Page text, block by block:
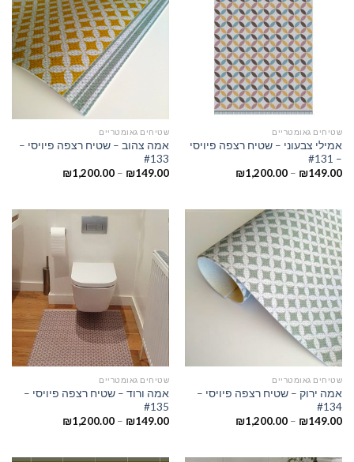
שטיחים גאומטריים
אמילי צבעוני – שטיח רצפה פיויסי
– #131
₪149.00
–
₪1,200.00
שטיחים גאומטריים
אמה צהוב – שטיח רצפה פיויסי –
#133
₪149.00
–
₪1,200.00
שטיחים גאומטריים
אמה ירוק – שטיח רצפה פיויסי –
#134
₪149.00
–
₪1,200.00
שטיחים גאומטריים
אמה ורוד – שטיח רצפה פיויסי –
#135
₪149.00
–
₪1,200.00